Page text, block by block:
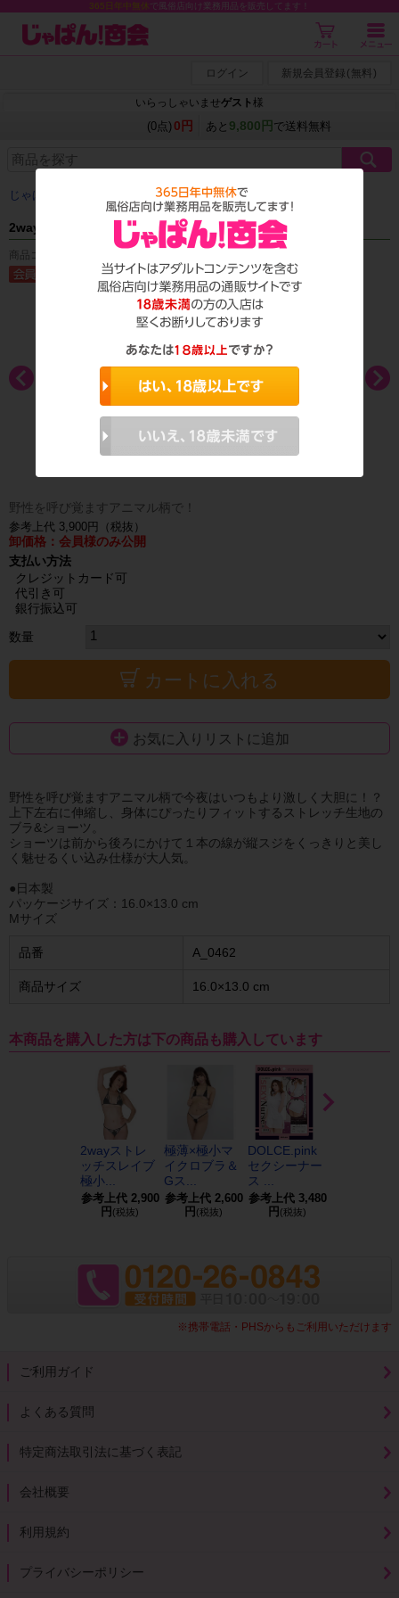
365日年中無休で風俗店向け業務用品を販売してます！
ログイン 新規会員登録 ( 無料 )
いらっしゃいませ ゲスト様
(0点) 0円 あと 9,800円 で送料無料
じゃぱん商会
2wayストレッチ生地ブラ＆くい込みショーツ ヒョウ柄
商品コード：A_0462
野性を呼び覚ますアニマル柄で！
参考上代 3,900円（税抜）
卸価格：会員様のみ公開
支払い方法
クレジットカード可
代引き可
銀行振込可
数量
カートに入れる
お気に入りリストに追加
野性を呼び覚ますアニマル柄で今夜はいつもより激しく大胆に！？
上下左右に伸縮し、身体にぴったりフィットするストレッチ生地の
ブラ&ショーツ。
ショーツは前から後ろにかけて１本の線が縦スジをくっきりと美し
く魅せるくい込み仕様が大人気。
●日本製
パッケージサイズ：16.0×13.0 cm
Mサイズ
品番 A_0462
商品サイズ 16.0×13.0 cm
本商品を購入した方は下の商品も購入しています
2wayストレ
ッチスレイブ
極小...
参考上代 2,900
円 (税抜)
極薄×極小マ
イクロブラ＆
Gス...
参考上代 2,600
円 (税抜)
DOLCE.pink
セクシーナー
ス ...
参考上代 3,480
円 (税抜)
※携帯電話・PHSからもご利用いただけます
ご利用ガイド
よくある質問
特定商法取引法に基づく表記
会社概要
利用規約
プライバシーポリシー